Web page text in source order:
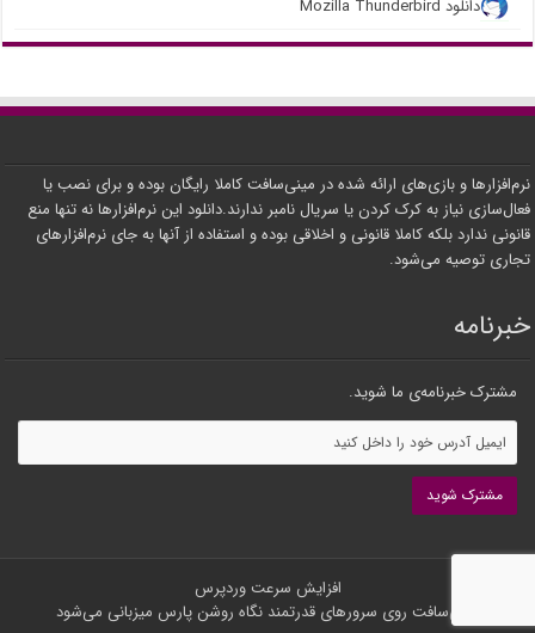
دانلود Mozilla Thunderbird
نرم‌افزارها و بازی‌های ارائه شده در مینی‌سافت کاملا رایگان بوده و برای نصب یا
فعال‌سازی نیاز به کرک کردن یا سریال نامبر ندارند.دانلود این نرم‌افزارها نه تنها منع
قانونی ندارد بلکه کاملا قانونی و اخلاقی بوده و استفاده از آنها به جای نرم‌افزارهای
تجاری توصیه می‌شود.
خبرنامه
مشترک خبرنامه‌ی ما شوید.
افزایش سرعت وردپرس
مینی‌سافت روی سرورهای قدرتمندنگاه روشن پارس میزبانی می‌شود